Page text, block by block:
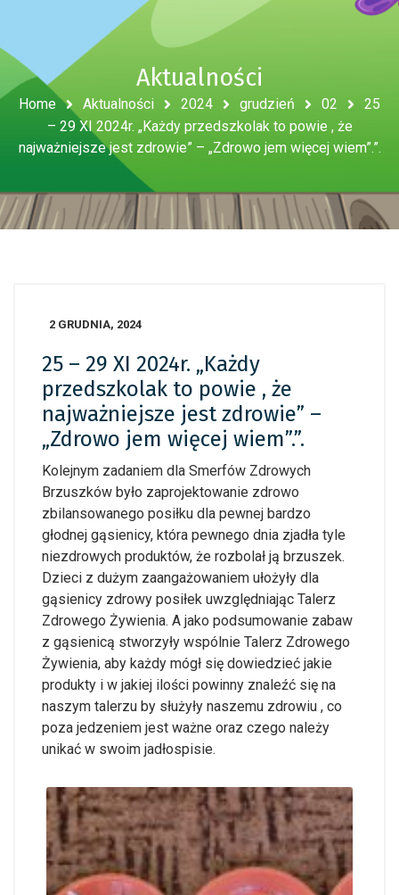
Aktualności
Home Aktualności 2024 grudzień 02
25
– 29 XI 2024r. „Każdy przedszkolak to powie , że
najważniejsze jest zdrowie” – „Zdrowo jem więcej wiem”.”.
2 GRUDNIA, 2024
25 – 29 XI 2024r. „Każdy
przedszkolak to powie , że
najważniejsze jest zdrowie” –
„Zdrowo jem więcej wiem”.”.
Kolejnym zadaniem dla Smerfów Zdrowych
Brzuszków było zaprojektowanie zdrowo
zbilansowanego posiłku dla pewnej bardzo
głodnej gąsienicy, która pewnego dnia zjadła tyle
niezdrowych produktów, że rozbolał ją brzuszek.
Dzieci z dużym zaangażowaniem ułożyły dla
gąsienicy zdrowy posiłek uwzględniając Talerz
Zdrowego Żywienia. A jako podsumowanie zabaw
z gąsienicą stworzyły wspólnie Talerz Zdrowego
Żywienia, aby każdy mógł się dowiedzieć jakie
produkty i w jakiej ilości powinny znaleźć się na
naszym talerzu by służyły naszemu zdrowiu , co
poza jedzeniem jest ważne oraz czego należy
unikać w swoim jadłospisie.